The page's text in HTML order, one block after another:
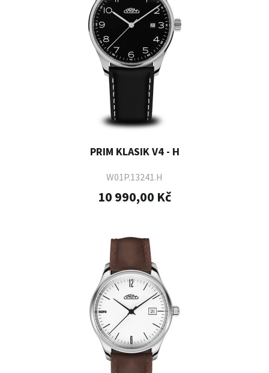
PRIM KLASIK V4 - H
W01P.13241.H
10 990,00 Kč